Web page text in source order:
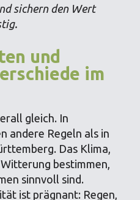
sichern den Wert
und
im
gleich. In
andere Regeln als in
Das Klima,
bestimmen,
sinnvoll sind.
ist prägnant: Regen,